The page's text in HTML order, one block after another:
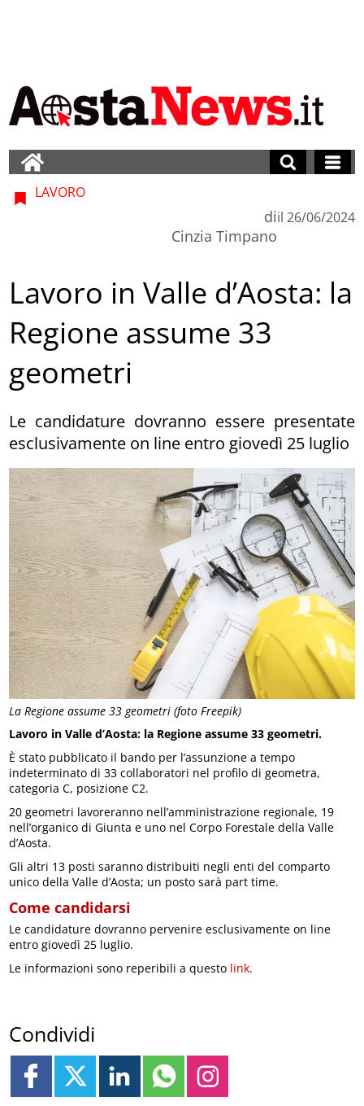
La Regione assume 33 geometri (foto Freepik)
LAVORO
di
Cinzia Timpano
il 26/06/2024
Lavoro in Valle d’Aosta: la
Regione assume 33
geometri
Le candidature dovranno essere presentate
esclusivamente on line entro giovedì 25 luglio
Lavoro in Valle d’Aosta: la Regione assume 33 geometri.
È stato pubblicato il bando per l’assunzione a tempo
indeterminato di 33 collaboratori nel profilo di geometra,
categoria C, posizione C2.
20 geometri lavoreranno nell’amministrazione regionale, 19
nell’organico di Giunta e uno nel Corpo Forestale della Valle
d’Aosta.
Gli altri 13 posti saranno distribuiti negli enti del comparto
unico della Valle d’Aosta; un posto sarà part time.
Come candidarsi
Le candidature dovranno pervenire esclusivamente on line
entro giovedì 25 luglio.
Le informazioni sono reperibili a questo link.
Condividi